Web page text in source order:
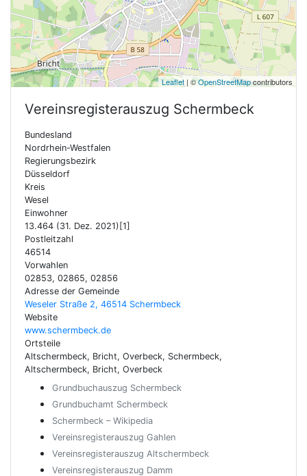
Leaflet | ©OpenStreetMapcontributors
Vereinsregisterauszug Schermbeck
Bundesland
Nordrhein-Westfalen
Regierungsbezirk
Düsseldorf
Kreis
Wesel
Einwohner
13.464 (31. Dez. 2021)[1]
Postleitzahl
46514
Vorwahlen
02853, 02865, 02856
Adresse der Gemeinde
Weseler Straße 2, 46514 Schermbeck
Website
www.schermbeck.de
Ortsteile
Altschermbeck, Bricht, Overbeck, Schermbeck,
Altschermbeck, Bricht, Overbeck
Grundbuchauszug Schermbeck
Grundbuchamt Schermbeck
Schermbeck – Wikipedia
Vereinsregisterauszug Gahlen
Vereinsregisterauszug Altschermbeck
Vereinsregisterauszug Damm